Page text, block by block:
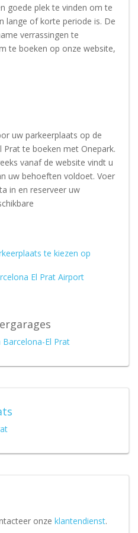
goede plek te vinden om te
lange of korte periode is. De
verrassingen te
te boeken op onze website,
uw parkeerplaats op de
Prat te boeken met Onepark.
vanaf de website vindt u
uw behoeften voldoet. Voer
in en reserveer uw
te kiezen op
El Prat Airport
El Prat
onze klantendienst.